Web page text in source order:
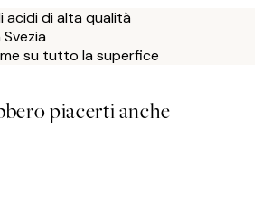
acidi di alta qualità
su tutto la superfice
piacerti anche